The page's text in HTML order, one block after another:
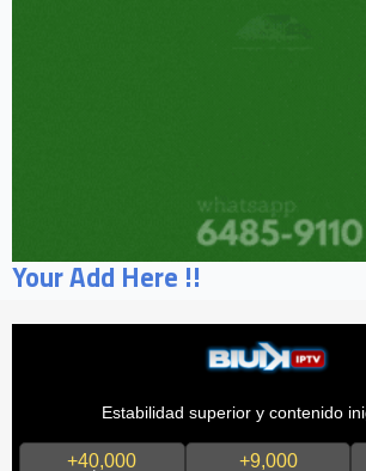
Your Add Here !!
Estabilidad superior y contenido
+40,000 +9,000